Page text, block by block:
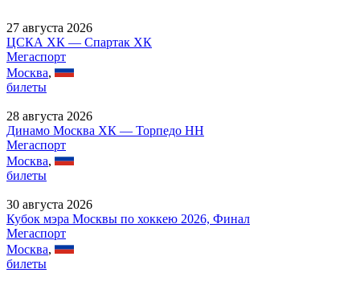
27 августа 2026
ЦСКА ХК — Спартак ХК
Мегаспорт
Москва,
билеты
28 августа 2026
Динамо Москва ХК — Торпедо НН
Мегаспорт
Москва,
билеты
30 августа 2026
Кубок мэра Москвы по хоккею 2026, Финал
Мегаспорт
Москва,
билеты